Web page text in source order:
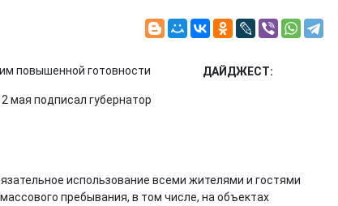
ДАЙДЖЕСТ:
мая подписал губернатор
использование всеми жителями и гостями
пребывания, в том числе, на объектах